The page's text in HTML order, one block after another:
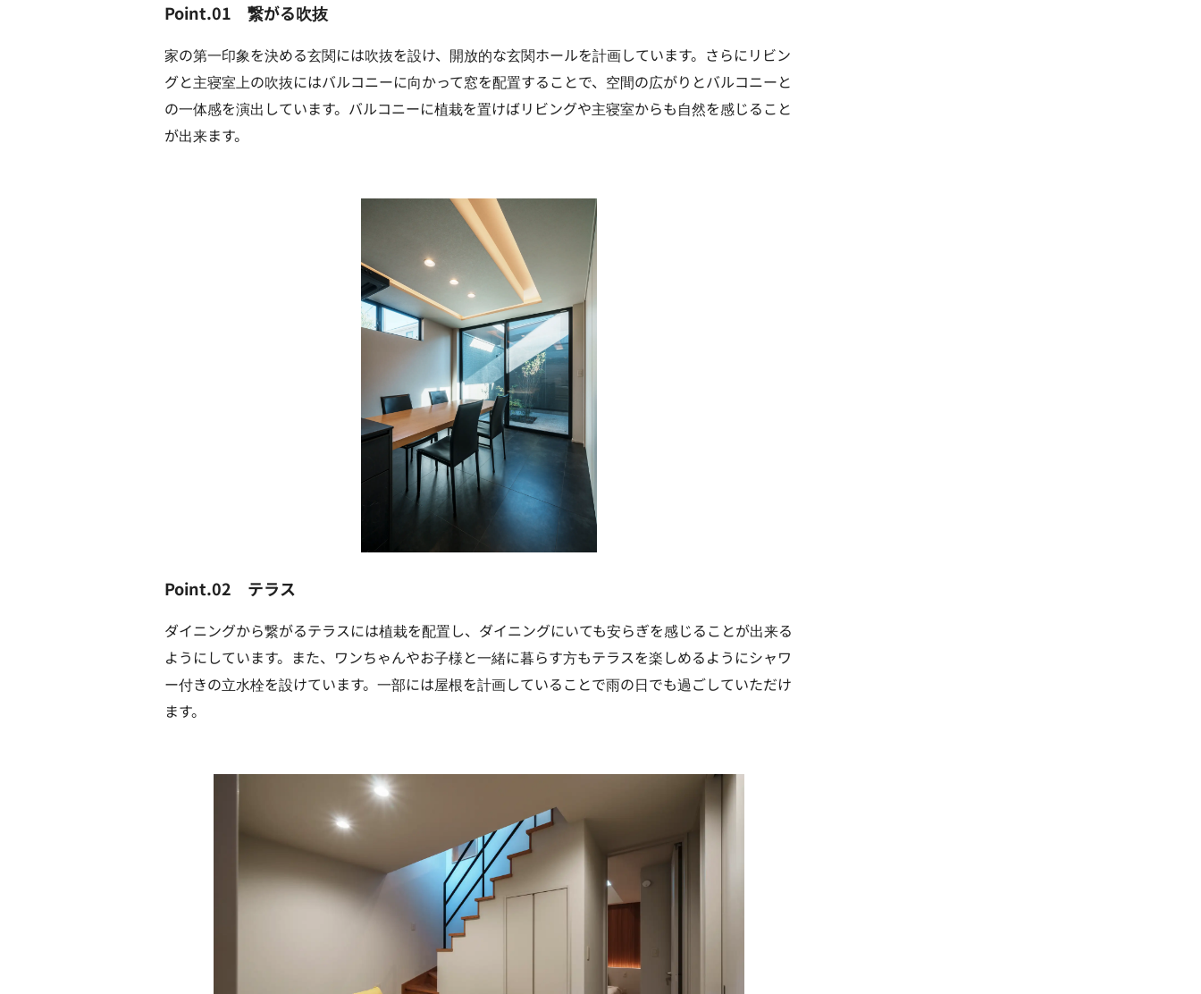
Point.01 繋がる吹抜
家の第一印象を決める玄関には吹抜を設け、開放的な玄関ホールを計画しています。さらにリビン
グと主寝室上の吹抜にはバルコニーに向かって窓を配置することで、空間の広がりとバルコニーと
の一体感を演出しています。バルコニーに植栽を置けばリビングや主寝室からも自然を感じること
が出来ます。
Point.02 テラス
ダイニングから繋がるテラスには植栽を配置し、ダイニングにいても安らぎを感じることが出来る
ようにしています。また、ワンちゃんやお子様と一緒に暮らす方もテラスを楽しめるようにシャワ
ー付きの立水栓を設けています。一部には屋根を計画していることで雨の日でも過ごしていただけ
ます。